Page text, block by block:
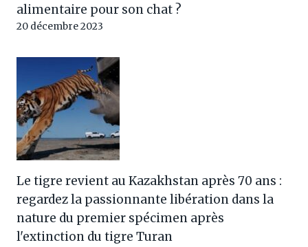
alimentaire pour son chat ?
20 décembre 2023
Le tigre revient au Kazakhstan après 70 ans :
regardez la passionnante libération dans la
nature du premier spécimen après
l'extinction du tigre Turan